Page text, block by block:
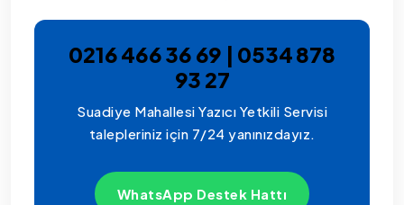
0216 466 36 69 | 0534 878
93 27
Suadiye Mahallesi Yazıcı Yetkili Servisi
talepleriniz için 7/24 yanınızdayız.
WhatsApp Destek Hattı